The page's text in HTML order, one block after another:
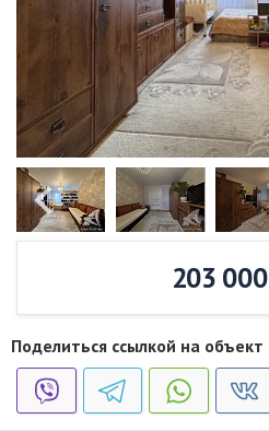
203 000
Поделиться ссылкой на объект